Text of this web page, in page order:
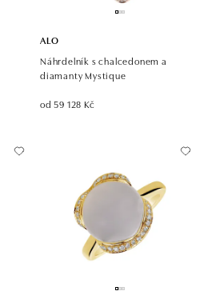
ALO
Náhrdelník s chalcedonem a
diamanty Mystique
od 59 128 Kč